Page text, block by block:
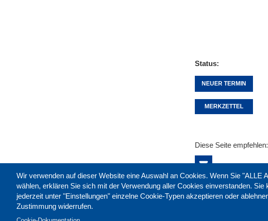
Status
NEUER TERMIN
MERKZETTEL
Wir verwenden auf dieser Website eine Auswahl an Cookies. Wenn Sie "ALLE
wählen, erklären Sie sich mit der Verwendung aller Cookies einverstanden. Sie
jederzeit unter "Einstellungen" einzelne Cookie-Typen akzeptieren oder
Zustimmung widerrufen.
Diese Seite empfehlen: